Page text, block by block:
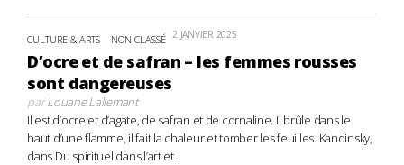
CULTURE & ARTS NON CLASSÉ 2 JANVIER 2025
D’ocre et de safran – les femmes rousses
sont dangereuses
parLouane Lallemant
Il est d’ocre et d’agate, de safran et de cornaline. Il brûle dans le
haut d’une flamme, il fait la chaleur et tomber les feuilles. Kandinsky,
dans Du spirituel dans l’art et...